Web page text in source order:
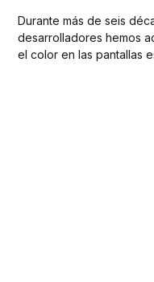
Durante más de seis
desarrolladores hemos
el color en las pantallas